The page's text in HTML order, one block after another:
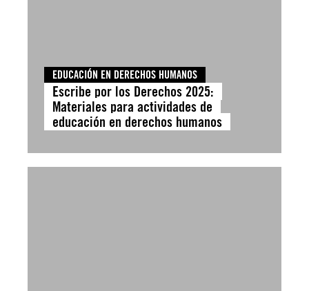
EDUCACIÓN EN DERECHOS HUMANOS
Escribe por los Derechos 2025:
Materiales para actividades de
educación en derechos humanos